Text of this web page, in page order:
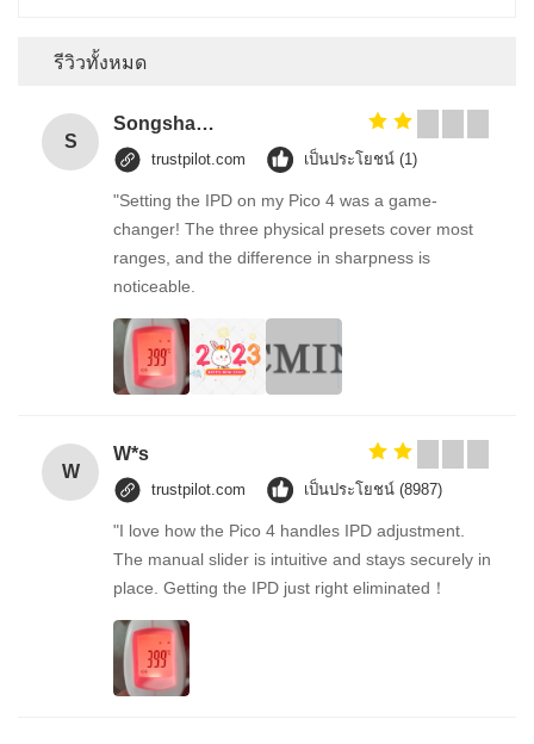
รีวิวทั้งหมด
S
Songshang
trustpilot.com เป็นประโยชน์ (1)
"Setting the IPD on my Pico 4 was a game-
changer! The three physical presets cover most
ranges, and the difference in sharpness is
noticeable.
W
W*s
trustpilot.com เป็นประโยชน์ (8987)
"I love how the Pico 4 handles IPD adjustment.
The manual slider is intuitive and stays securely in
place. Getting the IPD just right eliminated！